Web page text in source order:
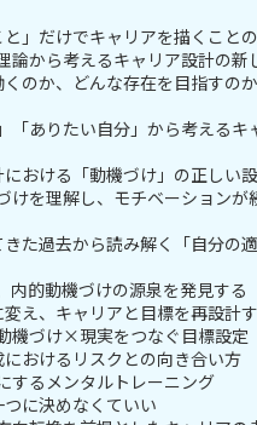
」だけでキャリアを描くこと
論から考えるキャリア設計の新
のか、どんな存在を目指すの
「ありたい自分」から考えるキ
おける「動機づけ」の正しい
けを理解し、モチベーションが
た過去から読み解く「自分の
内的動機づけの源泉を発見する
え、キャリアと目標を再設計
機づけ×現実をつなぐ目標設定
おけるリスクとの向き合い方
するメンタルトレーニング
に決めなくていい